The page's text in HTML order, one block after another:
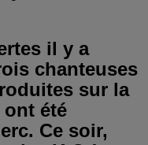
il y a
chanteuses
sur la
ont été
Ce soir,